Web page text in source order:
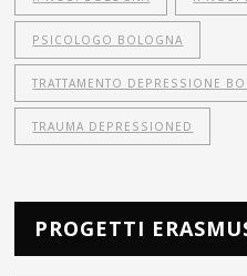
PSICOLOGO BOLOGNA
TRATTAMENTO DEPRESSIONE
TRAUMA DEPRESSIONED
PROGETTI